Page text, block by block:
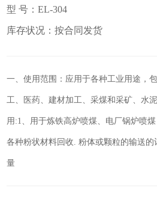
型 号：EL-304
库存状况：按合同发货
一、使用范围：应用于各种工业用途，
工、医药、建材加工、采煤和采矿、水
用:1、用于炼铁高炉喷煤、电厂锅炉喷
各种粉状材料回收. 粉体或颗粒的输送
量